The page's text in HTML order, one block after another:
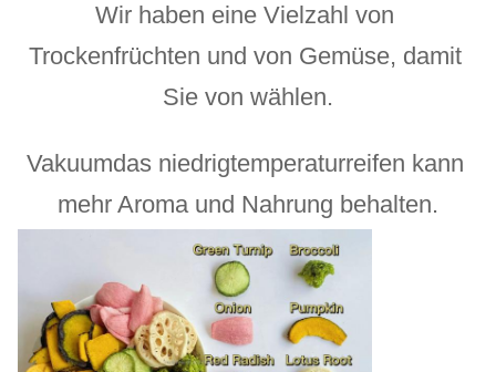
Wir haben eine Vielzahl von
Trockenfrüchten und von Gemüse, damit
Sie von wählen.
Vakuumdas niedrigtemperaturreifen kann
mehr Aroma und Nahrung behalten.